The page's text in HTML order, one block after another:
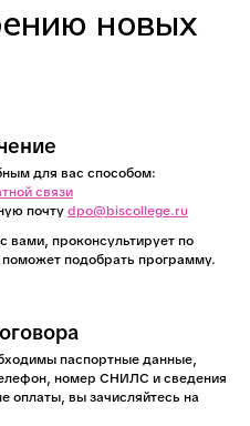
новых
для вас способом:
связи
почтуdpo@biscollege.ru
проконсультирует по
подобрать программу.
паспортные данные,
номер СНИЛС и сведения
оплаты, вы зачисляйтесь на